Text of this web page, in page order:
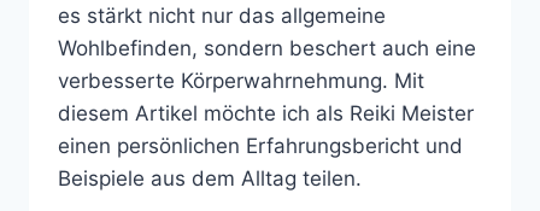
es stärkt nicht nur das allgemeine
Wohlbefinden, sondern beschert auch eine
verbesserte Körperwahrnehmung. Mit
diesem Artikel möchte ich als Reiki Meister
einen persönlichen Erfahrungsbericht und
Beispiele aus dem Alltag teilen.